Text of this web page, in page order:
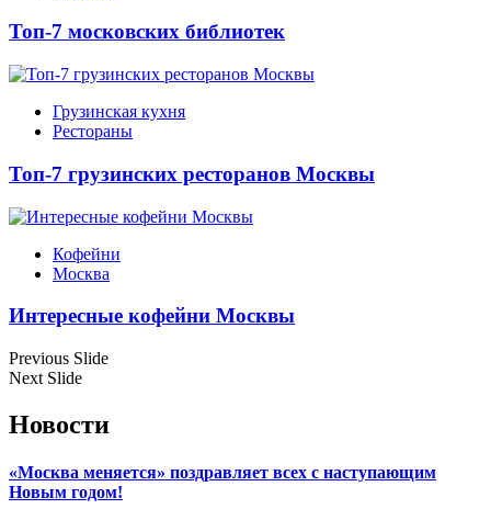
Топ-7 московских библиотек
Грузинская кухня
Рестораны
Топ-7 грузинских ресторанов Москвы
Кофейни
Москва
Интересные кофейни Москвы
Previous Slide
Next Slide
Новости
«Москва меняется» поздравляет всех с наступающим
Новым годом!